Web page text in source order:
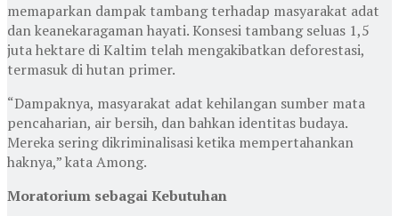
memaparkan dampak tambang terhadap masyarakat adat
dan keanekaragaman hayati. Konsesi tambang seluas 1,5
juta hektare di Kaltim telah mengakibatkan deforestasi,
termasuk di hutan primer.
“Dampaknya, masyarakat adat kehilangan sumber mata
pencaharian, air bersih, dan bahkan identitas budaya.
Mereka sering dikriminalisasi ketika mempertahankan
haknya,” kata Among.
Moratorium sebagai Kebutuhan